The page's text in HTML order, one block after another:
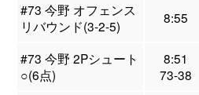
#73 今野 オフェンス
リバウンド(3-2-5)
8:55
#73 今野 2Pシュート
○(6点)
8:51
73-38